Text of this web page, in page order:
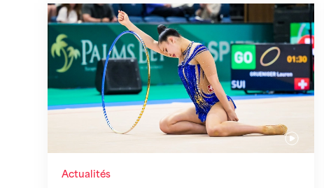
Actualités
Prochaine étape : les Championnats du